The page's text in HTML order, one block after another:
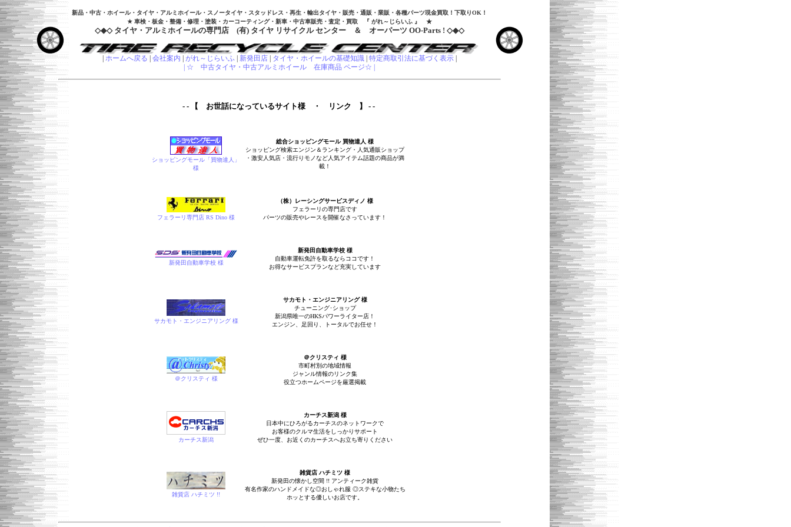
新品・中古・ホイール・タイヤ・アルミホイール・スノータイヤ・スタッドレス・再生・輸出タイヤ・販売・通販・業販・各種パーツ現金買取！下取りOK！
★ 車検・板金・整備・修理・塗装・カーコーティング・新車・中古車販売・査定・買取 『 がれ～じらいふ 』 ★
◇◆◇ タイヤ・アルミホイールの専門店 (有) タイヤ リサイクル センター ＆ オーパーツ OO-Parts ! ◇◆◇
ホームへ戻る 会社案内 がれ～じらいふ 新発田店| タイヤ・ホイールの基礎知識| 特定商取引法に基づく表示|
| ☆ 中古タイヤ・中古アルミホイール 在庫商品 ページ☆ |
- - 【 お世話になっているサイト様 ・ リンク 】 - -
ショッピングモール「買物達人」
様
総合ショッピングモール 買物達人 様
ショッピング検索エンジン＆ランキング・人気通販ショップ
・激安人気店・流行りモノなど人気アイテム話題の商品が満
載！
フェラーリ専門店 RS Dino 様
（株）レーシングサービスディノ 様
フェラーリの専門店です
パーツの販売やレースを開催なさっています！
新発田自動車学校 様
新発田自動車学校 様
自動車運転免許を取るならココです！
お得なサービスプランなど充実しています
サカモト・エンジニアリング 様
サカモト・エンジニアリング 様
チューニング･ショップ
新潟県唯一のHKSパワーライター店！
エンジン、足回り、トータルでお任せ！
＠クリスティ 様
＠クリスティ 様
市町村別の地域情報
ジャンル情報のリンク集
役立つホームページを厳選掲載
カーチス新潟
カーチス新潟 様
日本中にひろがるカーチスのネットワークで
お客様のクルマ生活をしっかりサポート
ぜひ一度、お近くのカーチスへお立ち寄りください
雑貨店 ハチミツ !!
雑貨店 ハチミツ 様
新発田の懐かし空間 !! アンティーク雑貨
有名作家のハンドメイドな◎おしゃれ服 ◎ステキな小物たち
ホッとする優しいお店です。